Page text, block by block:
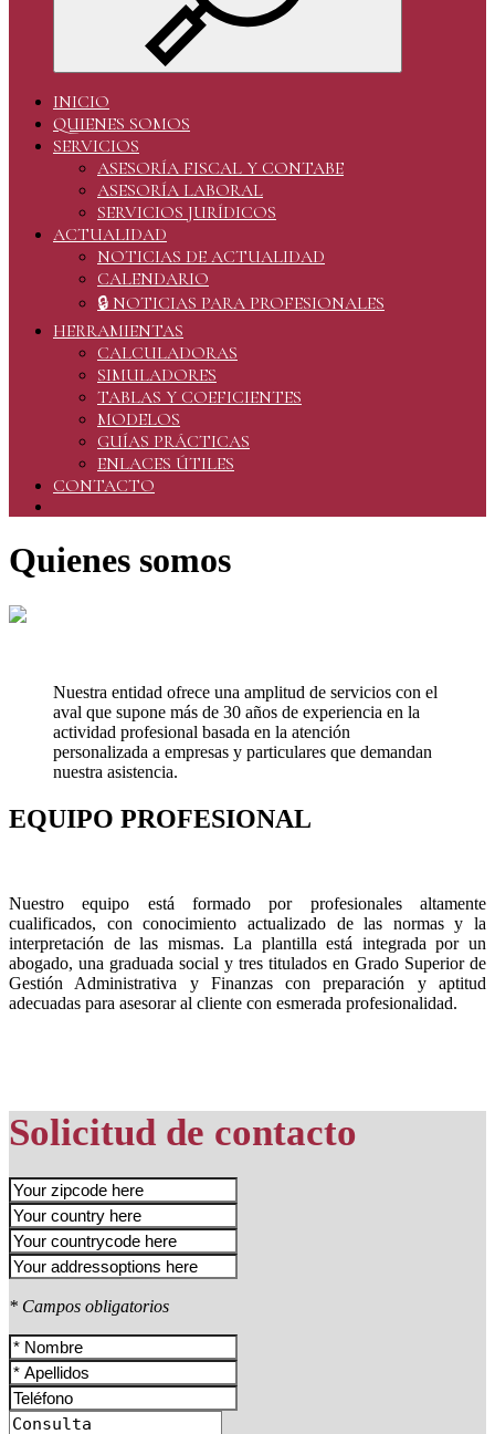
INICIO
QUIENES SOMOS
SERVICIOS
ASESORÍA FISCAL Y CONTABE
ASESORÍA LABORAL
SERVICIOS JURÍDICOS
ACTUALIDAD
NOTICIAS DE ACTUALIDAD
CALENDARIO
🔒 NOTICIAS PARA PROFESIONALES
HERRAMIENTAS
CALCULADORAS
SIMULADORES
TABLAS Y COEFICIENTES
MODELOS
GUÍAS PRÁCTICAS
ENLACES ÚTILES
CONTACTO
Quienes somos
Nuestra entidad ofrece una amplitud de servicios con el
aval que supone más de 30 años de experiencia en la
actividad profesional basada en la atención
personalizada a empresas y particulares que demandan
nuestra asistencia.
EQUIPO PROFESIONAL
Nuestro equipo está formado por profesionales altamente
cualificados, con conocimiento actualizado de las normas y la
interpretación de las mismas. La plantilla está integrada por un
abogado, una graduada social y tres titulados en Grado Superior de
Gestión Administrativa y Finanzas con preparación y aptitud
adecuadas para asesorar al cliente con esmerada profesionalidad.
Solicitud de contacto
* Campos obligatorios